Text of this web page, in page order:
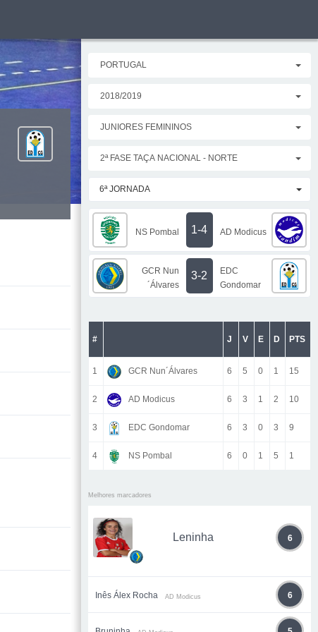
PORTUGAL
2018/2019
JUNIORES FEMININOS
2ª FASE TAÇA NACIONAL - NORTE
6ª JORNADA
NS Pombal 1-4 AD Modicus
GCR Nun
´Álvares
3-2
EDC
Gondomar
# J V E D PTS
1 GCR Nun´Álvares 6 5 0 1 15
2 AD Modicus 6 3 1 2 10
3 EDC Gondomar 6 3 0 3 9
4 NS Pombal 6 0 1 5 1
Melhores marcadores
Leninha 6
Inês Álex Rocha AD Modicus 6